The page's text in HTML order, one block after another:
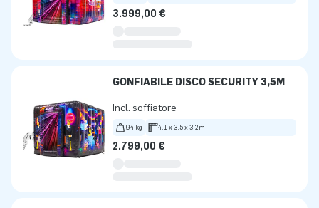
3.999,00 €
GONFIABILE DISCO SECURITY 3,5M
Incl. soffiatore
94 kg 4.1 x 3.5 x 3.2m
2.799,00 €